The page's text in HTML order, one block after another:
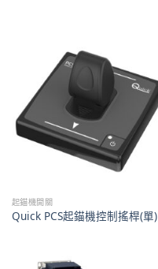
起錨機開關
Quick PCS起錨機控制搖桿(單)